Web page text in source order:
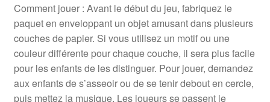
Comment jouer : Avant le début du jeu, fabriquez le
paquet en enveloppant un objet amusant dans plusieurs
couches de papier. Si vous utilisez un motif ou une
couleur différente pour chaque couche, il sera plus facile
pour les enfants de les distinguer. Pour jouer, demandez
aux enfants de s’asseoir ou de se tenir debout en cercle,
puis mettez la musique. Les joueurs se passent le